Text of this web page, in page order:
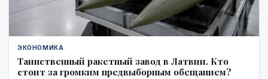
ЭКОНОМИКА
Таинственный ракетный завод в Латвии. Кто
стоит за громким предвыборным обещанием?